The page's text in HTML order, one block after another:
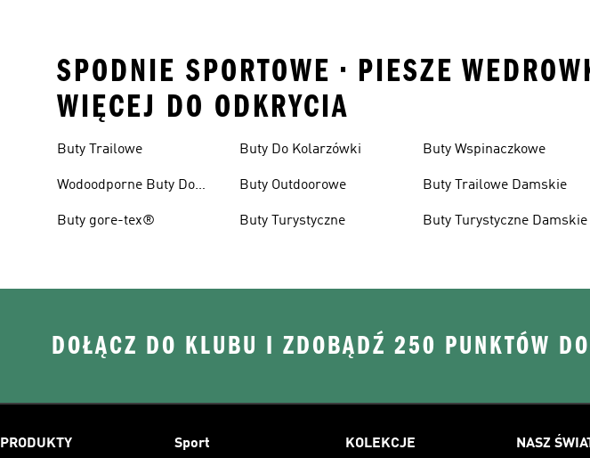
SPODNIE SPORTOWE • PIESZE
WIĘCEJ DO ODKRYCIA
Buty Trailowe
Wodoodporne Buty Do
Buty gore-tex®
Buty Do Kolarzówki
Buty Outdoorowe
Buty Turystyczne
Buty Wspinaczkowe
Buty Trailowe Damskie
Buty Turystyczne Damskie
DOŁĄCZ DO KLUBU I ZDOBĄDŹ 250 PUNKTÓW
PRODUKTY Sport KOLEKCJE NASZ